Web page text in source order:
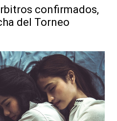
confirmados,
del Torneo